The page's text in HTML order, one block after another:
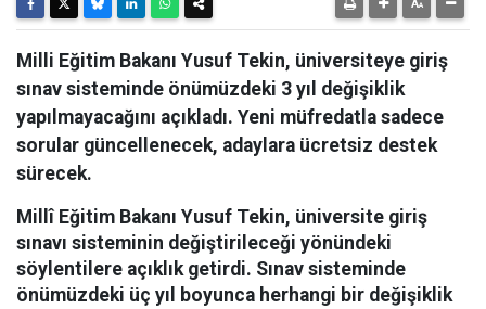
Milli Eğitim Bakanı Yusuf Tekin, üniversiteye giriş
sınav sisteminde önümüzdeki 3 yıl değişiklik
yapılmayacağını açıkladı. Yeni müfredatla sadece
sorular güncellenecek, adaylara ücretsiz destek
sürecek.
Millî Eğitim Bakanı Yusuf Tekin, üniversite giriş
sınavı sisteminin değiştirileceği yönündeki
söylentilere açıklık getirdi. Sınav sisteminde
önümüzdeki üç yıl boyunca herhangi bir değişiklik